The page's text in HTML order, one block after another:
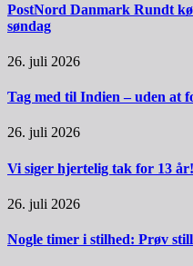
PostNord Danmark Rundt
søndag
26. juli 2026
Tag med til Indien – uden at
26. juli 2026
Vi siger hjertelig tak for 13 år!
26. juli 2026
Nogle timer i stilhed: Prøv